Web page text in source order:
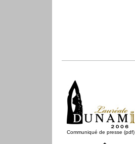
Communiqué de presse (pdf)